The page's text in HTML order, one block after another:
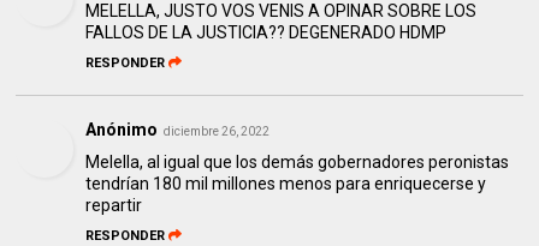
MELELLA, JUSTO VOS VENIS A OPINAR SOBRE LOS
FALLOS DE LA JUSTICIA?? DEGENERADO HDMP
RESPONDER
Anónimo diciembre 26, 2022
Melella, al igual que los demás gobernadores peronistas
tendrían 180 mil millones menos para enriquecerse y
repartir
RESPONDER